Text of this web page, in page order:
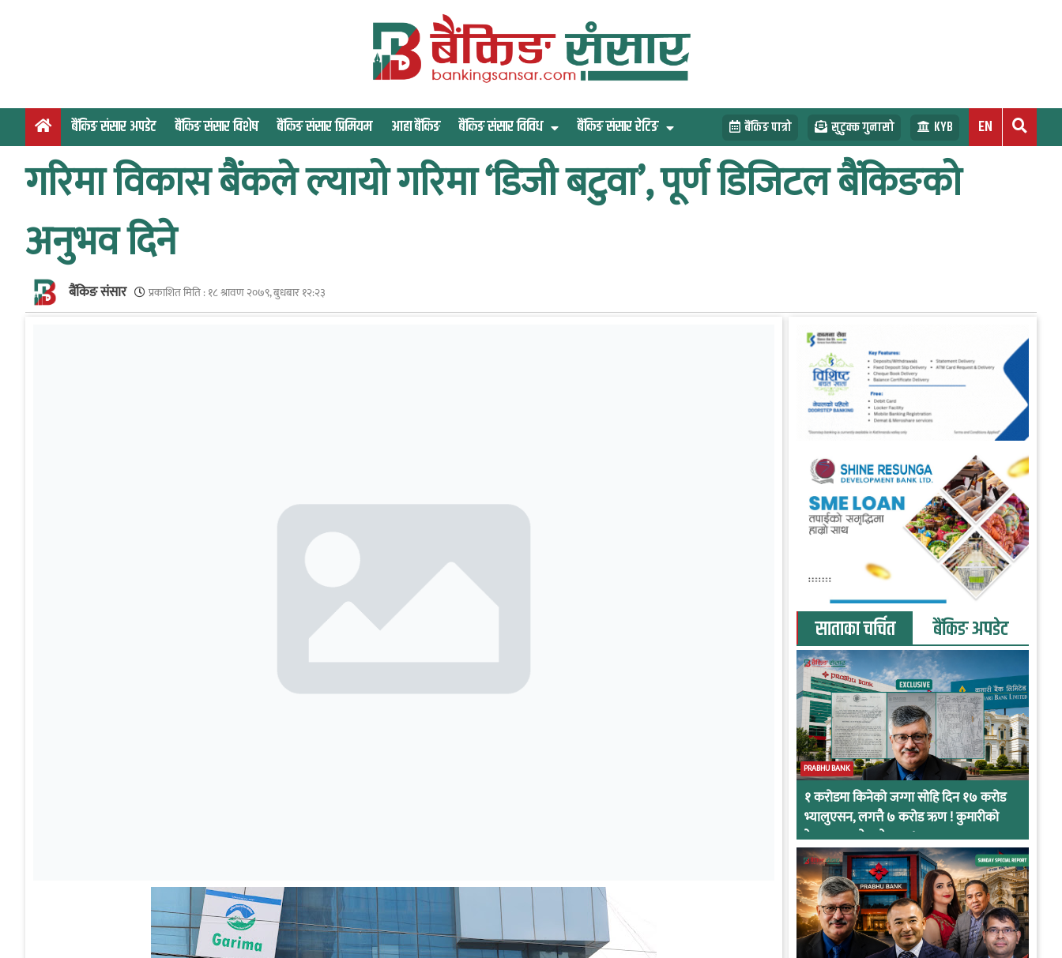
o
बैंकिङ संसार अपडेट बैंकिङ संसार विशेष बैंकिङ संसार प्रिमियम आहा बैंकिङ बैंकिङ संसार विविध बैंकिङ संसार रेटिङ बैंकिङ पात्रो सुटुक्क गुनासो KYB EN
गरिमा विकास बैंकले ल्यायो गरिमा ‘डिजी बटुवा’, पूर्ण डिजिटल बैंकिङको
अनुभव दिने
बैंकिङ संसार प्रकाशित मिति :१८ श्रावण २०७९, बुधबार १२:२३
साताका चर्चित बैंकिङ अपडेट
PRABHU BANK
१ करोडमा किनेको जग्गा सोहि दिन १७ करोड
भ्यालुएसन, लगत्तै ७ करोड ऋण ! कुमारीको
केसमा प्रभुको कनेक्सन !